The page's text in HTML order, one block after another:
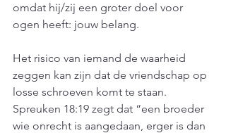
omdat hij/zij een groter doel voor
ogen heeft: jouw belang.
Het risico van iemand de waarheid
zeggen kan zijn dat de vriendschap op
losse schroeven komt te staan.
Spreuken 18:19 zegt dat “een broeder
wie onrecht is aangedaan, erger is dan